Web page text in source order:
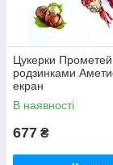
Цукерки Прометей
родзинками
екран
В наявності
677 ₴